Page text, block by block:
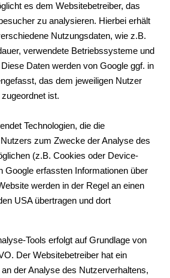
es dem Websitebetreiber, das
zu analysieren. Hierbei erhält
Nutzungsdaten, wie z.B.
verwendete Betriebssysteme und
Daten werden von Google ggf. in
das dem jeweiligen Nutzer
ist.
Technologien, die die
zum Zwecke der Analyse des
(z.B. Cookies oder Device-
Google erfassten Informationen über
werden in der Regel an einen
USA übertragen und dort
Tools erfolgt auf Grundlage von
Der Websitebetreiber hat ein
der Analyse des Nutzerverhaltens,